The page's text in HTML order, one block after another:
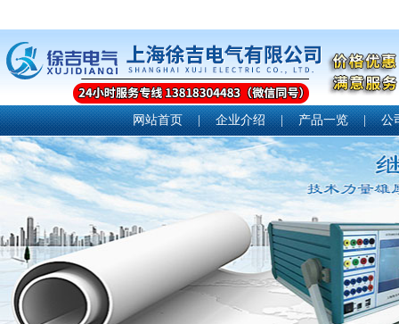
网站首页 | 企业介绍 | 产品一览 | 公